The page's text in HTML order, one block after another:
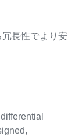
長性でより安